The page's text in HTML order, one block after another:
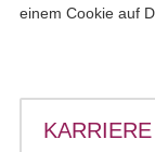
einem Cookie auf
KARRIERE